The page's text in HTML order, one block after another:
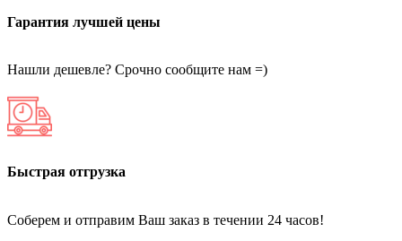
Гарантия лучшей цены
Нашли дешевле? Срочно сообщите нам =)
Быстрая отгрузка
Соберем и отправим Ваш заказ в течении 24 часов!